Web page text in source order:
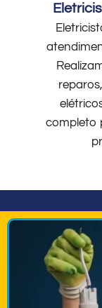
completo